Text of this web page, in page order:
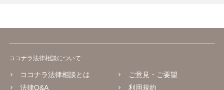
ココナラ法律相談について
ココナラ法律相談とは
法律Q&A
ご意見・ご要望
利用規約